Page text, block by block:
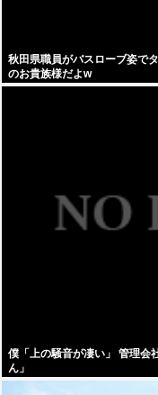
秋田県職員がバスローブ姿で
のお貴族様だよw
僕「上の騒音が凄い」 管理会
ん」